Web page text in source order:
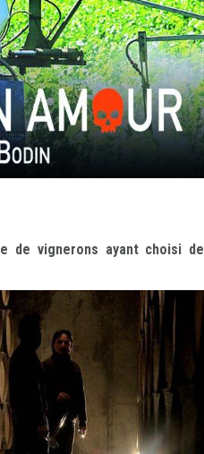
de vignerons ayant choisi de